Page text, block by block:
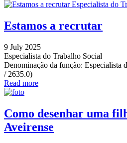
Estamos a recrutar
9 July 2025
Especialista do Trabalho Social
Denominação da função: Especialista
/ 2635.0)
Read more
Como desenhar uma
Aveirense